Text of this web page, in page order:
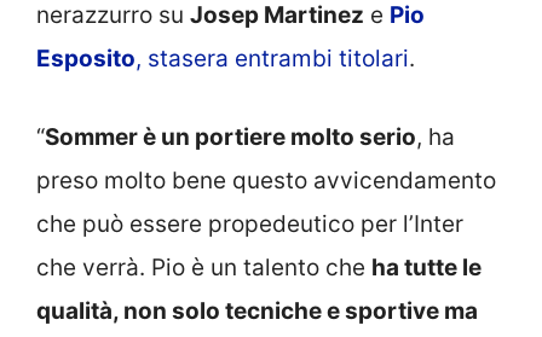
nerazzurro su Josep Martinez e Pio
Esposito, stasera entrambi titolari.
“Sommer è un portiere molto serio, ha
preso molto bene questo avvicendamento
che può essere propedeutico per l’Inter
che verrà. Pio è un talento che ha tutte le
qualità, non solo tecniche e sportive ma